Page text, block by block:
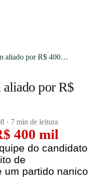
aliado por R$ 400…
aliado por R$
· 7 min de leitura
400 mil
do candidato
de
um partido nanico